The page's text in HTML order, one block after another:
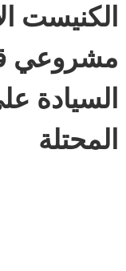
الكنيست
مشروعي
السيادة
المحتلة